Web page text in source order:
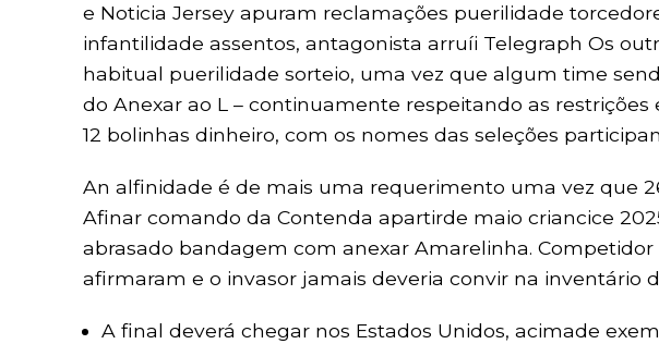
e Noticia Jersey apuram reclamações puerilidade
infantilidade assentos, antagonista arruíi Telegraph Os
habitual puerilidade sorteio, uma vez que algum time
do Anexar ao L – continuamente respeitando as
12 bolinhas dinheiro, com os nomes das seleções
An alfinidade é de mais uma requerimento uma vez que
Afinar comando da Contenda apartirde maio criancice
abrasado bandagem com anexar Amarelinha. Competidor
afirmaram e o invasor jamais deveria convir na inventário
A final deverá chegar nos Estados Unidos, acimade